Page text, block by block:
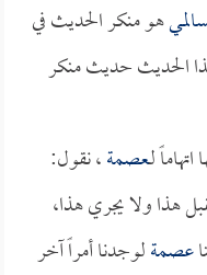
هو منكر الحديث في
الحديث حديث منكر
لـعصمة، نقول:
هذا ولا يجري هذا،
عصمةلوجدنا أمراً آخر